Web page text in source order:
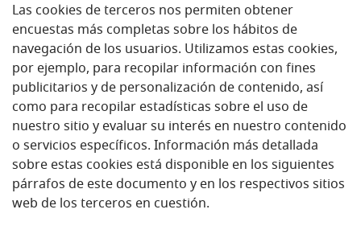
Las cookies de terceros nos permiten obtener
encuestas más completas sobre los hábitos de
navegación de los usuarios. Utilizamos estas cookies,
por ejemplo, para recopilar información con fines
publicitarios y de personalización de contenido, así
como para recopilar estadísticas sobre el uso de
nuestro sitio y evaluar su interés en nuestro contenido
o servicios específicos. Información más detallada
sobre estas cookies está disponible en los siguientes
párrafos de este documento y en los respectivos sitios
web de los terceros en cuestión.